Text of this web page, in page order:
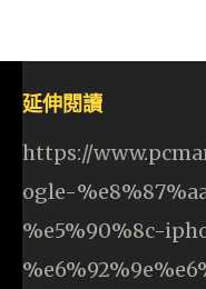
延伸閱讀
https://
ogle-
%e5%90%8c-